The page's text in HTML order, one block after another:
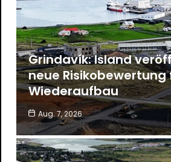
Grindavík: Island
neue Risikobewertung
Wiederaufbau
Aug. 7, 2026